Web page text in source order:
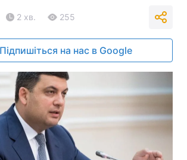
2 хв. 255
Підпишіться на нас в Google